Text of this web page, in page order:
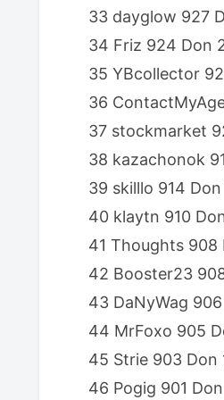
33 dayglow 927
34 Friz 924 Don
35 YBcollector
36
37 stockmarket
38 kazachonok
39 skilllo 914
40 klaytn 910
41 Thoughts 908
42 Booster23
43 DaNyWag
44 MrFoxo 905
45 Strie 903 Don
46 Pogig 901